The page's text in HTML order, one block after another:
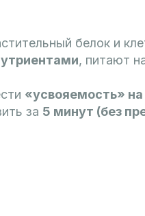
белок и
, питают
«усвояемость»
за 5 минут (без